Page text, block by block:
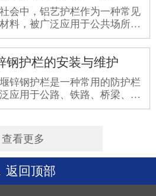
十堰护栏​厂家将一一解答这些
会中，铝艺护栏作为一种常见
料，被广泛应用于公共场所、
、工业园区等各个领域。然
很多人来说，铝艺护栏的价格
是一个谜。那么，铝艺护栏到
同角度为您揭开这个谜题。
钢护栏的安装与维护
钢护栏是一种常用的防护栏
应用于公路、铁路、桥梁、学
、住宅小区等场所。它具有坚
优点，被广泛使用。在安装和维
护栏时，需要注意以下几点
查看更多
返回顶部